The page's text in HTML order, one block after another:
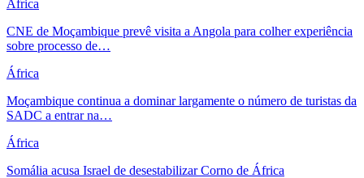
África
CNE de Moçambique prevê visita a Angola para colher experiência
sobre processo de…
África
Moçambique continua a dominar largamente o número de turistas da
SADC a entrar na…
África
Somália acusa Israel de desestabilizar Corno de África